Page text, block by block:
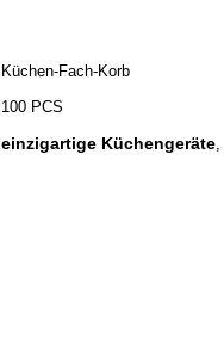
Küchen-Fach-Korb
100 PCS
einzigartige Küchengeräte,